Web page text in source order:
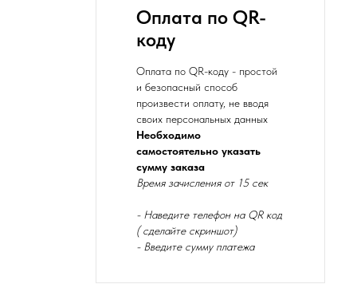
Оплата по QR-
коду
Оплата по QR-коду - простой
и безопасный способ
произвести оплату, не вводя
своих персональных данных
Необходимо
самостоятельно указать
сумму заказа
Время зачисления от 15 сек
- Наведите телефон на QR код
( сделайте скриншот)
- Введите сумму платежа